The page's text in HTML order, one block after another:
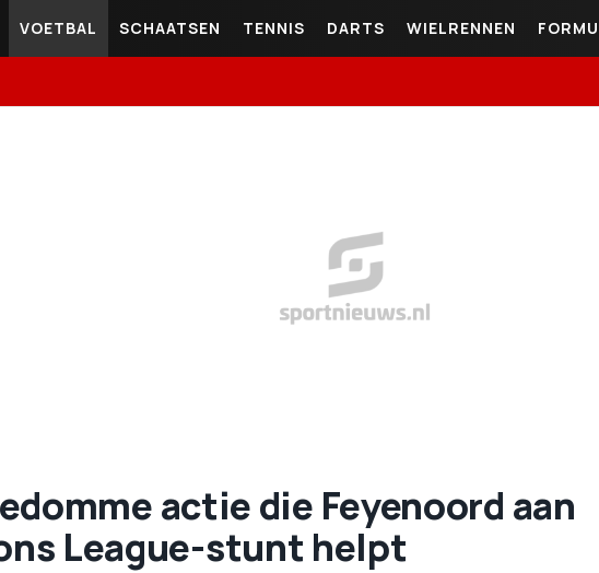
VOETBAL SCHAATSEN TENNIS DARTS WIELRENNEN
actie die Feyenoord aan
League-stunt helpt